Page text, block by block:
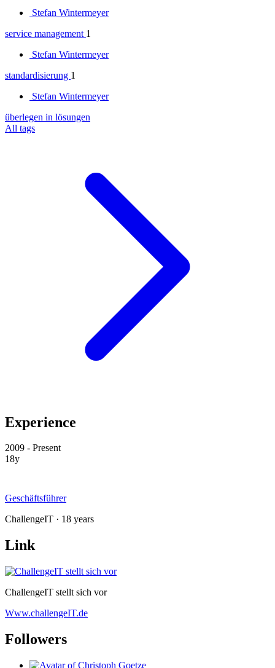
Stefan Wintermeyer
service management 1
Stefan Wintermeyer
standardisierung 1
Stefan Wintermeyer
überlegen in lösungen
All tags
Experience
2009 - Present
18y
Geschäftsführer
ChallengeIT · 18 years
Link
ChallengeIT stellt sich vor
Www.challengeIT.de
Followers